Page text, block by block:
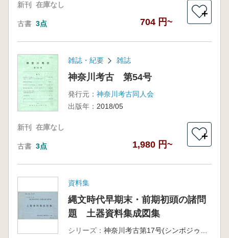
新刊 在庫なし
古書 3点 704 円~
＋
雑誌・紀要 雑誌
神奈川考古 第54号
発行元： 神奈川考古同人会
出版年： 2018/05
新刊 在庫なし
古書 3点 1,980 円~
＋
資料集
縄文時代早期末・前期初頭の諸問
題 土器資料集成図集
シリーズ：